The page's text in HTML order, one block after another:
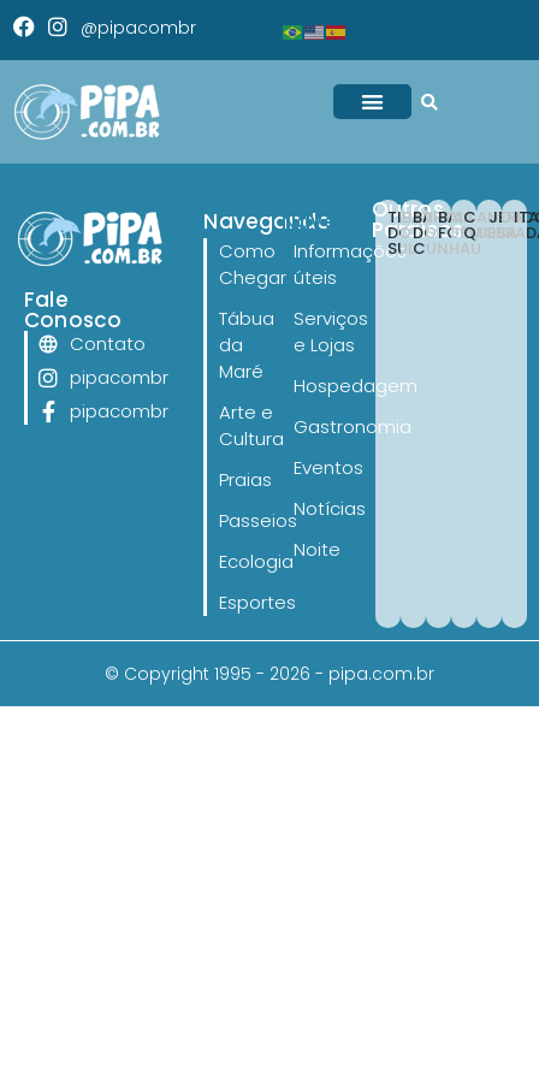
@pipacombr
Fale
Conosco
Contato
pipacombr
pipacombr
Navegando
Como
Chegar
Tábua
da
Maré
Arte e
Cultura
Praias
Passeios
Ecologia
Esportes
Navegando
Informações
úteis
Serviços
e Lojas
Hospedagem
Gastronomia
Eventos
Notícias
Noite
Outros
Paraísos
TIBAU
DO
SUL
BARRA
DO
CUNHAÚ
BAIA
FORMOSA
CANOA
© Copyright 1995 - 2026 - pipa.com.br